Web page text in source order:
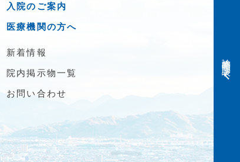
入院のご案内
医療機関の方へ
新着情報
院内掲示物一覧
お問い合わせ